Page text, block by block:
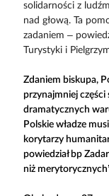
solidarności z
nad głową. Ta
zadaniem –
Turystyki i
Zdaniem biskupa,
przynajmniej
dramatycznych
Polskie władze
korytarzy
powiedział bp
niż